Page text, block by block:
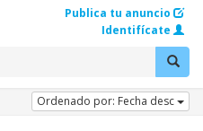
Publica tu anuncio
Identifícate
Ordenado por: Fecha desc